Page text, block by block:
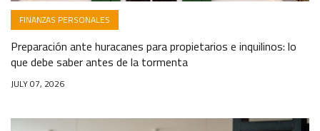
FINANZAS PERSONALES
Preparación ante huracanes para propietarios e inquilinos: lo
que debe saber antes de la tormenta
JULY 07, 2026